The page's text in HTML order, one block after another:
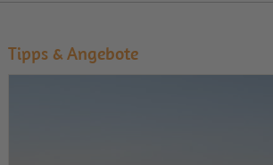
Tipps & Angebote